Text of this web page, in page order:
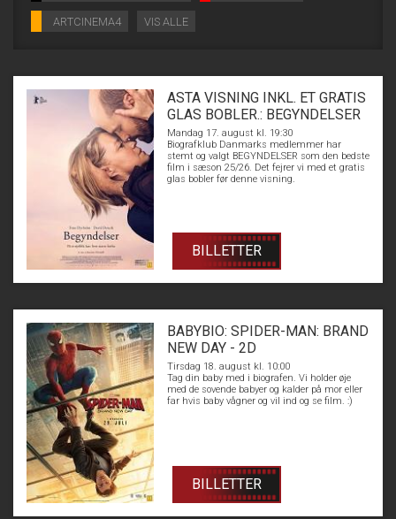
ARTCINEMA4 VIS ALLE
ASTA VISNING INKL. ET GRATIS
GLAS BOBLER.: BEGYNDELSER
Mandag 17. august kl. 19:30
Biografklub Danmarks medlemmer har
stemt og valgt BEGYNDELSER som den bedste
film i sæson 25/26. Det fejrer vi med et gratis
glas bobler før denne visning.
BILLETTER
BABYBIO: SPIDER-MAN: BRAND
NEW DAY - 2D
Tirsdag 18. august kl. 10:00
Tag din baby med i biografen. Vi holder øje
med de sovende babyer og kalder på mor eller
far hvis baby vågner og vil ind og se film. :)
BILLETTER